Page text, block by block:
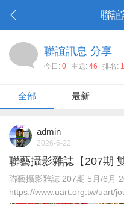
聯
聯誼訊息 分享
今日: 0 主題: 46 排名: 1
全部 最新
admin
2026-6-22
聯藝攝影雜誌【207期
聯藝攝影雜誌 207期 5月/6月
https://www.uart.org.tw/uart/